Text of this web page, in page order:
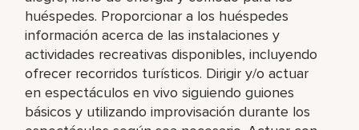
huéspedes. Proporcionar a los huéspedes
información acerca de las instalaciones y
actividades recreativas disponibles, incluyendo
ofrecer recorridos turísticos. Dirigir y/o actuar
en espectáculos en vivo siguiendo guiones
básicos y utilizando improvisación durante los